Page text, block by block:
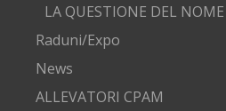
LA QUESTIONE DEL NOME
Raduni/Expo
News
ALLEVATORI CPAM